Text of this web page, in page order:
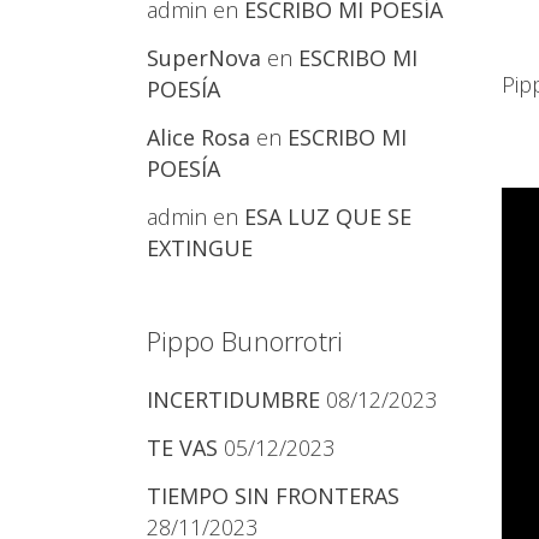
admin en ESCRIBO MI POESÍA
SuperNova en ESCRIBO MI
POESÍA
Alice Rosa en ESCRIBO MI
POESÍA
admin en ESA LUZ QUE SE
EXTINGUE
Pippo Bunorrotri
INCERTIDUMBRE 08/12/2023
TE VAS 05/12/2023
TIEMPO SIN FRONTERAS
28/11/2023